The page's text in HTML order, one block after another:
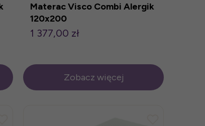
Materac Visco Combi Alergik
120x200
1 377,00 zł
Zobacz więcej